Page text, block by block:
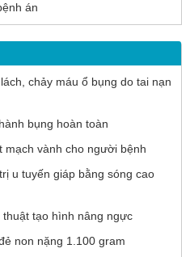
án
chảy máu ổ bụng do tai nạn
bụng hoàn toàn
mạch vành cho người bệnh
u tuyến giáp bằng sóng cao
tạo hình nâng ngực
non nặng 1.100 gram